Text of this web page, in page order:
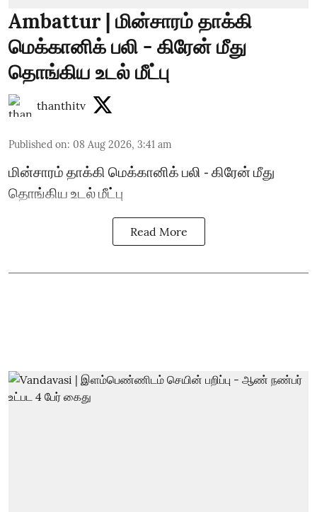
Ambattur | மின்சாரம் தாக்கி
மெக்கானிக் பலி - கிரேன் மீது
தொங்கிய உடல் மீட்பு
thanthitv
Published on: 08 Aug 2026, 3:41 am
மின்சாரம் தாக்கி மெக்கானிக் பலி - கிரேன் மீது
தொங்கிய உடல் மீட்பு
Read More